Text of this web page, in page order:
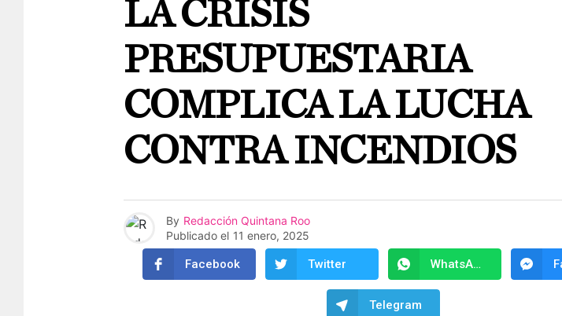
LA CRISIS
PRESUPUESTARIA
COMPLICA LA LUCHA
CONTRA INCENDIOS
By Redacción Quintana Roo
Publicado el 11 enero, 2025
Facebook Twitter WhatsApp
Telegram